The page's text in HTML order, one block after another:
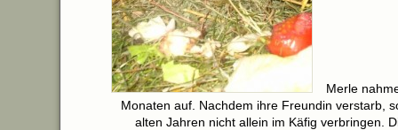
Merle
Monaten auf. Nachdem ihre Freundin verstarb,
alten Jahren nicht allein im Käfig verbringen.